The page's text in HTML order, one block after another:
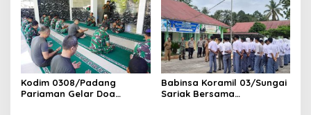
Kodim 0308/Padang
Pariaman Gelar Doa
Babinsa Koramil 03/Sungai
Sariak Bersama